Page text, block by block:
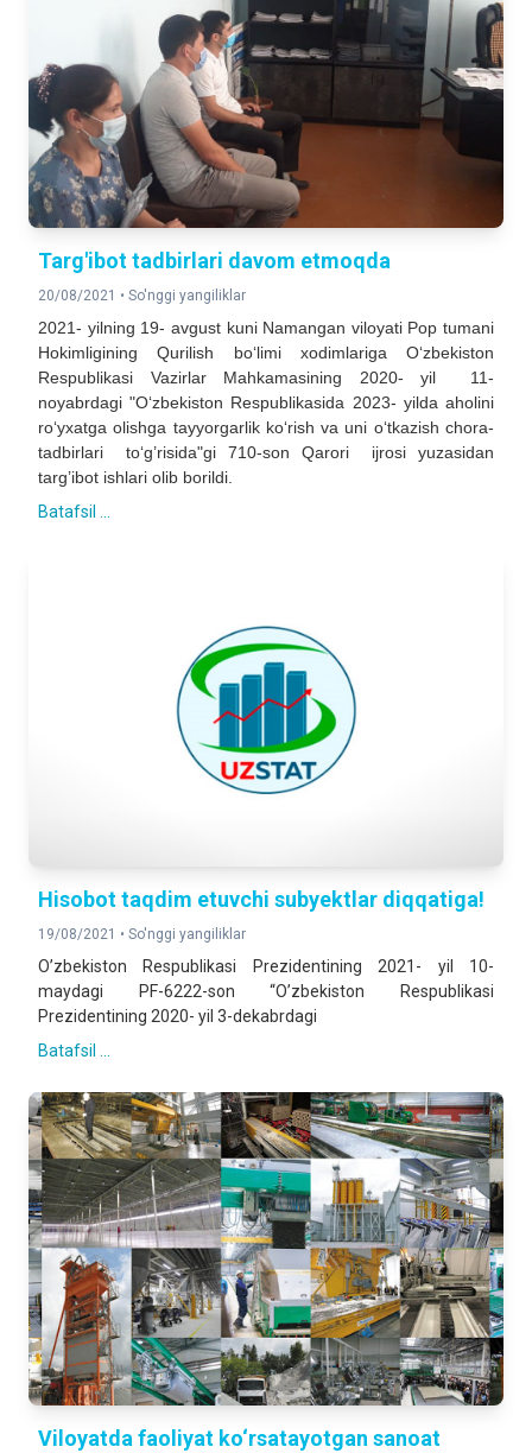
Targ'ibot tadbirlari davom etmoqda
20/08/2021 • So'nggi yangiliklar
2021- yilning 19- avgust kuni Namangan viloyati Pop tumani
Hokimligining Qurilish bo‘limi xodimlariga O‘zbekiston
Respublikasi Vazirlar Mahkamasining 2020- yil 11-
noyabrdagi "O‘zbekiston Respublikasida 2023- yilda aholini
ro‘yxatga olishga tayyorgarlik ko‘rish va uni o‘tkazish chora-
tadbirlari to‘g’risida"gi 710-son Qarori ijrosi yuzasidan
targ’ibot ishlari olib borildi.
Batafsil ...
Hisobot taqdim etuvchi subyektlar diqqatiga!
19/08/2021 • So'nggi yangiliklar
O’zbekiston Respublikasi Prezidentining 2021- yil 10-
maydagi PF-6222-son “O’zbekiston Respublikasi
Prezidentining 2020- yil 3-dekabrdagi
Batafsil ...
Viloyatda faoliyat ko‘rsatayotgan sanoat